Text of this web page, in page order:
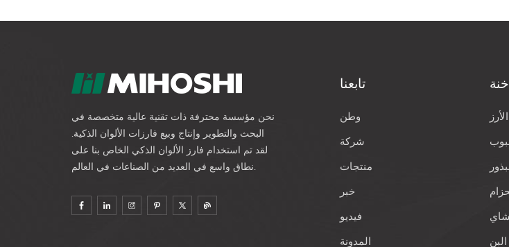
نحن مؤسسة محترفة ذات تقنية عالية متخصصة في
البحث والتطوير وإنتاج وبيع فارزات الألوان الذكية.
لقد تم استخدام فارز الألوان الذكي الخاص بنا على
نطاق واسع في العديد من الصناعات في العالم.
تابعنا
وطن
شركة
منتجات
خبر
فيديو
المدونة